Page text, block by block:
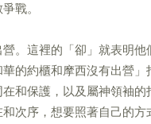
戰。
。這裡的「卻」就表明他
的約櫃和摩西沒有出營」
和保護，以及屬神領袖的
次序，想要照著自己的方